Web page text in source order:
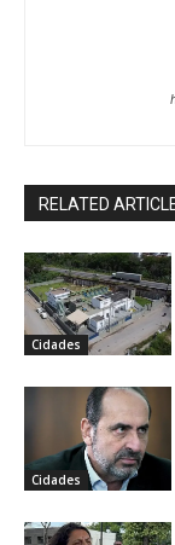
RELATED
Cidades
Cidades